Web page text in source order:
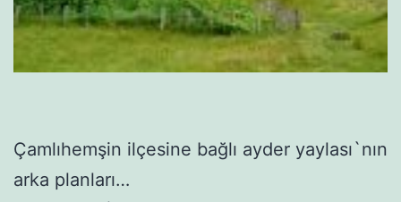
Çamlıhemşin ilçesine bağlı ayder yaylası`nın
arka planları…